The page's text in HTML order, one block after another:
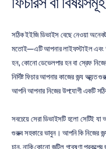
সঠিক ইইজি ডিভাইস বেছে নেওয়া
মতোই—এটি আপনার লাইফস্টাইল এবং
হন, কোনো ডেভেলপার হন বা স্রেফ
নির্দিষ্ট ফিচার আপনার কাজের জন্য
আপনি আপনার নিজের উপযোগী একটি
সবচেয়ে সেরা ডিভাইসটি হলো সেটিই যা
গুরুত্ব সহকারে ভাবুন। আপনি কি নিজের
চান, নাকি কোনো জটিল গবেষণা